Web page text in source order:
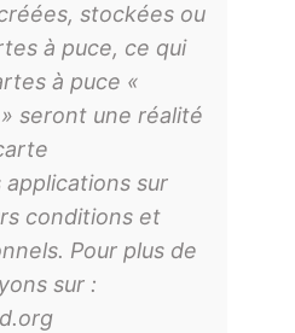
stockées ou
à puce, ce qui
à puce «
seront une réalité
sur
conditions et
Pour plus de
sur :